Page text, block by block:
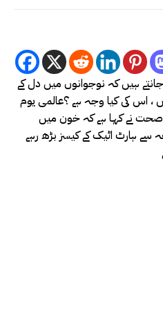
ہیں کہ نوجوانوں میں دل کے
، اس کی کیا وجہ ہے ؟عالمی یوم
صحت نے کہا ہے کہ خون میں
سے ہارٹ اٹیک کے کیسز بڑھ رہے